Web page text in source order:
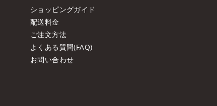
ショッピングガイド
配送料金
ご注文方法
よくある質問(FAQ)
お問い合わせ